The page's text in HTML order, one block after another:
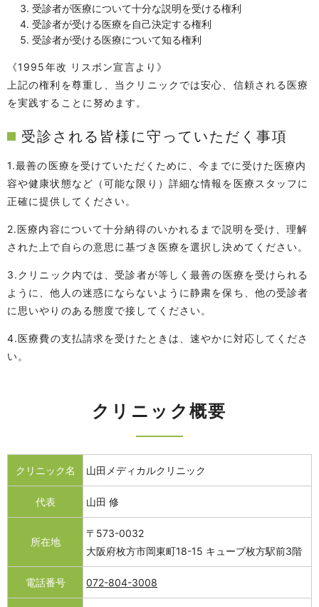
受診者が医療について十分な説明を受ける権利
受診者が受ける医療を自己決定する権利
受診者が受ける医療について知る権利
《1995年改 リスボン宣言より》
上記の権利を尊重し、当クリニックでは安心、信頼される医療
を実践することに努めます。
受診される皆様に守っていただく事項
1.最善の医療を受けていただくために、今までに受けた医療内
容や健康状態など（可能な限り）詳細な情報を医療スタッフに
正確に提供してください。
2.医療内容について十分納得のいかれるまで説明を受け、理解
された上で自らの意思に基づき医療を選択し決めてください。
3.クリニック内では、受診者が等しく最善の医療を受けられる
ように、他人の迷惑にならないように静粛を保ち、他の受診者
に思いやりのある態度で接してください。
4.医療費の支払請求を受けたときは、速やかに対応してくださ
い。
クリニック概要
クリニック名 山田メディカルクリニック
代表 山田 修
所在地
〒573-0032
大阪府枚方市岡東町18-15 キューブ枚方駅前3階
電話番号 072-804-3008